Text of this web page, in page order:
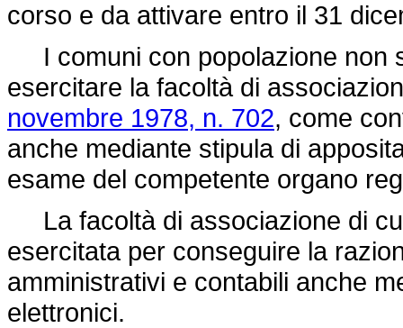
corso e da attivare entro il 31
I comuni con popolazione non
esercitare la facoltà di
novembre 1978, n. 702, come
anche mediante stipula di
esame del competente organo
La facoltà di associazione di
esercitata per conseguire la
amministrativi e contabili anche
elettronici.